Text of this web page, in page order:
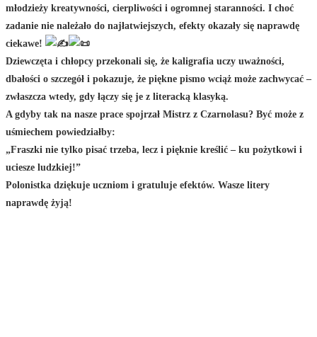
młodzieży kreatywności, cierpliwości i ogromnej staranności. I choć
zadanie nie należało do najłatwiejszych, efekty okazały się naprawdę
ciekawe!
Dziewczęta i chłopcy przekonali się, że kaligrafia uczy uważności,
dbałości o szczegół i pokazuje, że piękne pismo wciąż może zachwycać –
zwłaszcza wtedy, gdy łączy się je z literacką klasyką.
A gdyby tak na nasze prace spojrzał Mistrz z Czarnolasu? Być może z
uśmiechem powiedziałby:
„Fraszki nie tylko pisać trzeba, lecz i pięknie kreślić – ku pożytkowi i
uciesze ludzkiej!”
Polonistka dziękuje uczniom i gratuluje efektów. Wasze litery
naprawdę żyją!